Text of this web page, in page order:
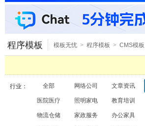
程序模板 模板无忧 > 程序模板 > CMS模板
行业： 全部 网络公司 文章资讯
医院医疗 照明家电 教育培训
物流仓储 家政服务 办公家具